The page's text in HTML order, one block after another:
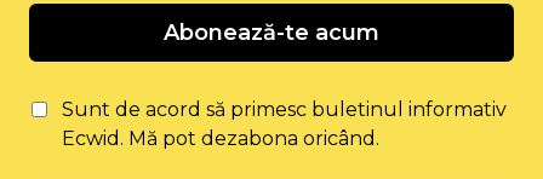
Abonează-te acum
Sunt de acord să primesc buletinul informativ
Ecwid. Mă pot dezabona oricând.